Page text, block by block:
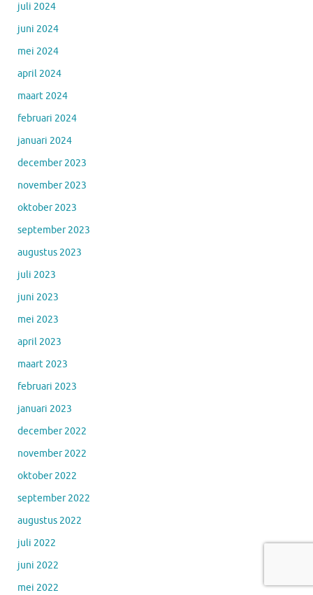
juli 2024
juni 2024
mei 2024
april 2024
maart 2024
februari 2024
januari 2024
december 2023
november 2023
oktober 2023
september 2023
augustus 2023
juli 2023
juni 2023
mei 2023
april 2023
maart 2023
februari 2023
januari 2023
december 2022
november 2022
oktober 2022
september 2022
augustus 2022
juli 2022
juni 2022
mei 2022